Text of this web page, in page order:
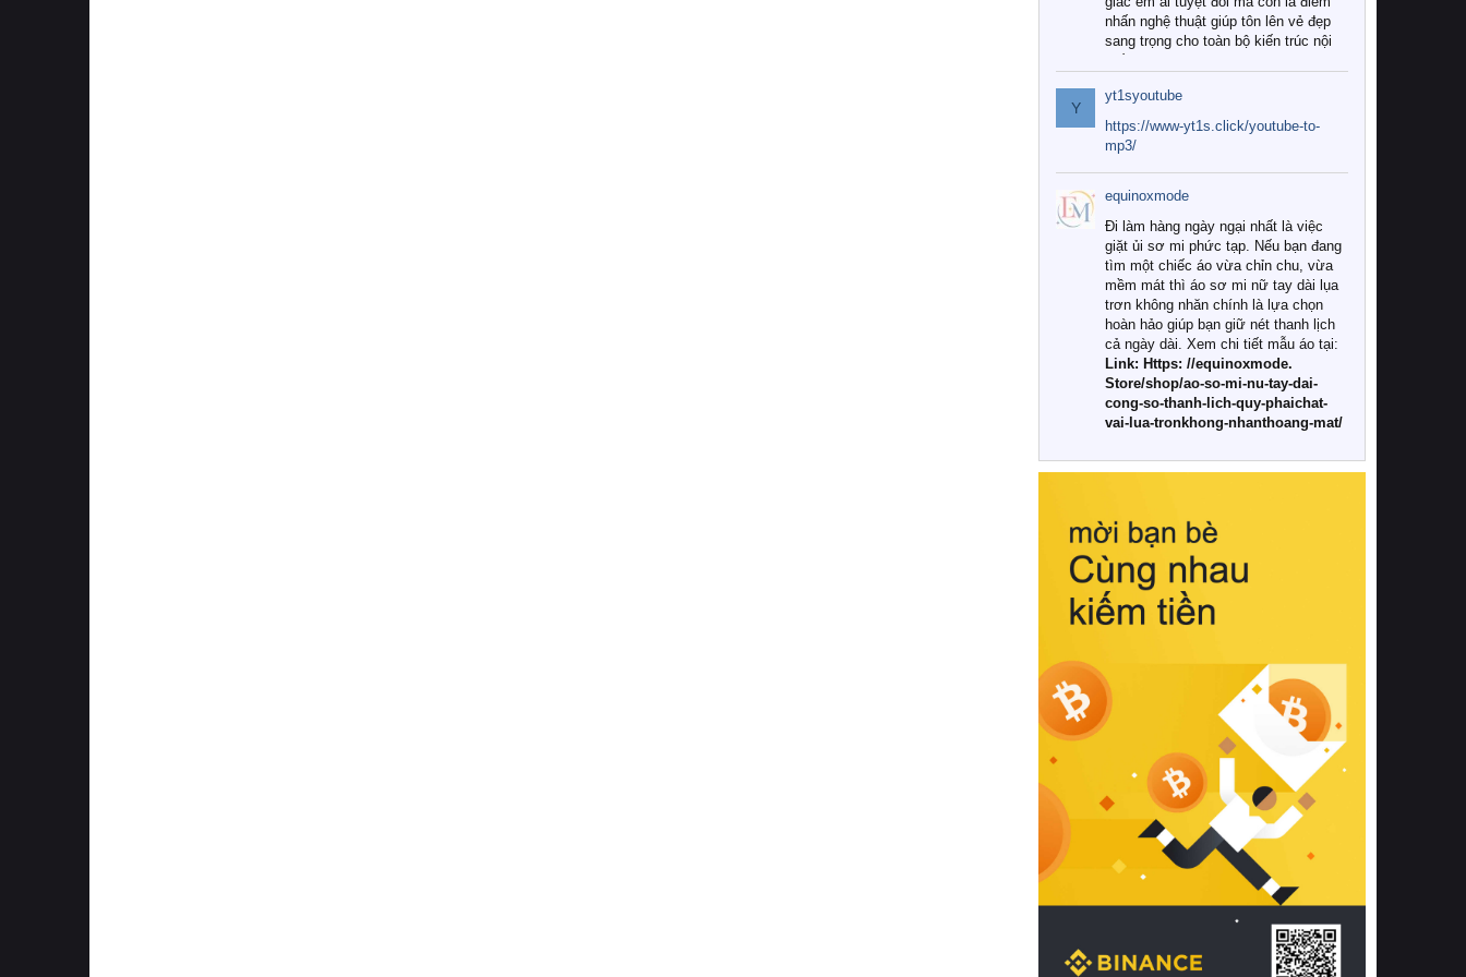
nhấn nghệ thuật giúp tôn lên vẻ đẹp
sang trọng cho toàn bộ kiến trúc nội
Tuy nhiên, giữa thị trường đa dạng
với vô vàn thương hiệu và mẫu mã
như hiện nay, làm thế nào để chọn
được những bộ chăn ga gối đệm cao
cấp thực sự chất lượng, phù hợp với
khí hậu và nhu cầu sử dụng của gia
đình? Hãy cùng chúng tôi đi tìm lời
giải đáp chi tiết qua bài viết dưới đây.
1. Tại sao các gia đình hiện đại lại ưa
chuộng chăn ga gối đệm cao cấp?
Khác với các dòng sản phẩm thông
thường, những bộ chăn ga gối đệm
cao cấp trải qua quy trình sản xuất
nghiêm ngặt từ khâu chọn lọc nguyên
liệu tự nhiên đến công nghệ dệt
nhuộm hiện đại không chứa hóa chất
này, bạn sẽ cảm nhận rõ rệt sự khác
hồi chuẩn xác của phần đệm nâng đỡ
cột sống.
Bên cạnh đó, việc lựa chọn các dòng
sản phẩm đạt chuẩn chất lượng quốc
tế còn giúp ngăn ngừa tình trạng kích
khuẩn và nấm mốc trong điều kiện
thời tiết nóng ẩm. Bạn có thể tìm hiểu
thêm các nghiên cứu khoa học về tác
động của giấc ngủ và môi trường
phòng ngủ đối với sức khỏe con
người tại Sleep Foundation (External
Link) để có cái nhìn toàn diện hơn.
2. Các tiêu chí vàng khi lựa chọn
chăn ga gối đệm cao cấp cho phòng
ngủ
Để sở hữu một bộ chăn ga gối đệm
cao cấp hoàn hảo cả về thẩm mỹ lẫn
công năng, người tiêu dùng cần cân
nhắc kỹ lưỡng các tiêu chí quan trọng
Y
yt1syoutube
https://www-yt1s.click/youtube-to-
mp3/
equinoxmode
Đi làm hàng ngày ngại nhất là việc
giặt ủi sơ mi phức tạp. Nếu bạn đang
tìm một chiếc áo vừa chỉn chu, vừa
mềm mát thì áo sơ mi nữ tay dài lụa
trơn không nhăn chính là lựa chọn
hoàn hảo giúp bạn giữ nét thanh lịch
cả ngày dài. Xem chi tiết mẫu áo tại:
Link: Https: //equinoxmode.
Store/shop/ao-so-mi-nu-tay-dai-
cong-so-thanh-lich-quy-phaichat-
vai-lua-tronkhong-nhanthoang-mat/